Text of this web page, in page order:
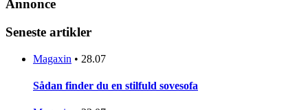
Annonce
Seneste artikler
Magaxin • 28.07
Sådan finder du en stilfuld sovesofa